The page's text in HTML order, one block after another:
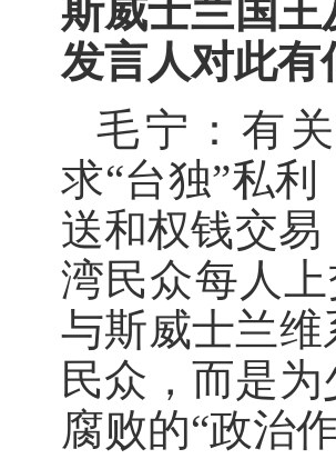
斯威士兰国
发言人对此有
毛宁：有
求“台独”私
送和权钱交
湾民众每人
与斯威士兰维
民众，而是
腐败的“政治作